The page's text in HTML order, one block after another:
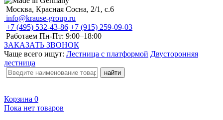
Москва, Красная Сосна, 2/1, с.6
info@krause-group.ru
+7 (495) 532-43-86 +7 (915) 259-09-03
Работаем Пн-Пт: 9:00–18:00
ЗАКАЗАТЬ ЗВОНОК
Чаще всего ищут: Лестница с платформой Двусторонняя
лестница
Корзина 0
Пока нет товаров